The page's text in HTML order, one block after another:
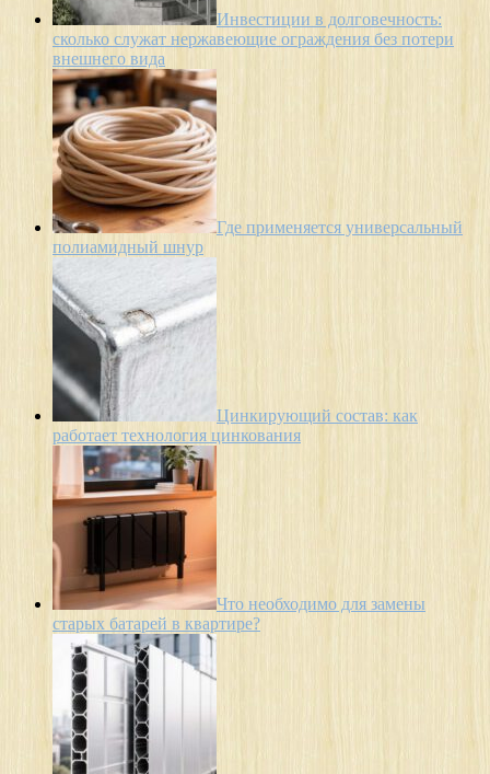
Инвестиции в долговечность:
сколько служат нержавеющие ограждения без потери
внешнего вида
Где применяется универсальный
полиамидный шнур
Цинкирующий состав: как
работает технология цинкования
Что необходимо для замены
старых батарей в квартире?